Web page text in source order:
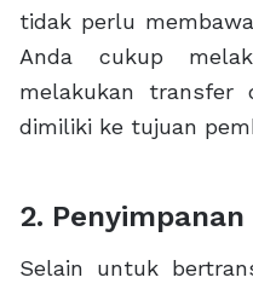
tidak perlu
Anda cukup
melakukan
dimiliki ke tujuan
2.
Selain untuk